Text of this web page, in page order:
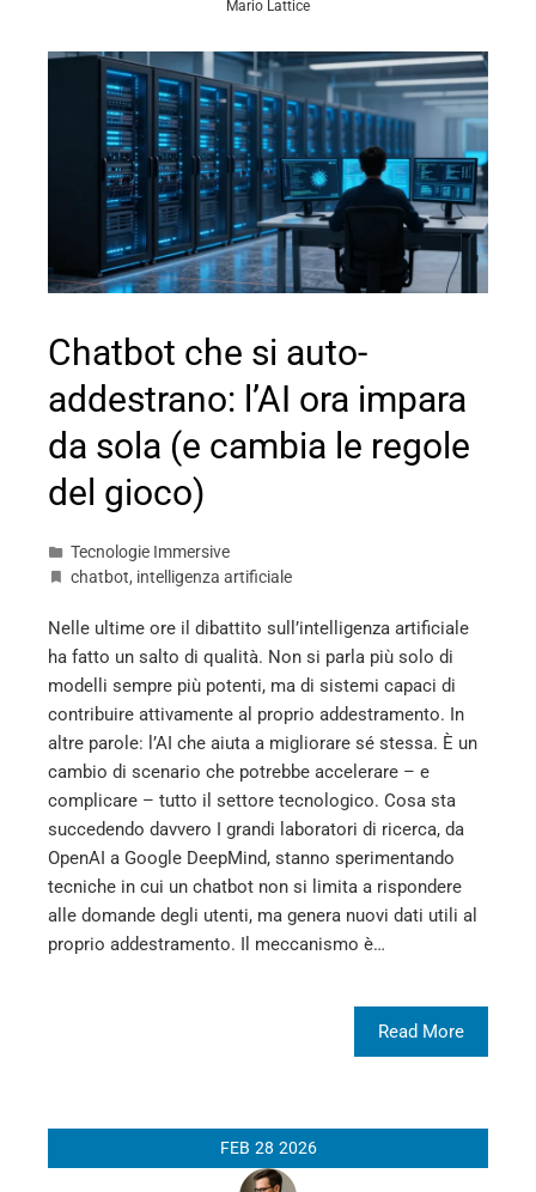
Mario Lattice
Chatbot che si auto-
addestrano: l’AI ora impara
da sola (e cambia le regole
del gioco)
Tecnologie Immersive
chatbot, intelligenza artificiale
Nelle ultime ore il dibattito sull’intelligenza artificiale
ha fatto un salto di qualità. Non si parla più solo di
modelli sempre più potenti, ma di sistemi capaci di
contribuire attivamente al proprio addestramento. In
altre parole: l’AI che aiuta a migliorare sé stessa. È un
cambio di scenario che potrebbe accelerare – e
complicare – tutto il settore tecnologico. Cosa sta
succedendo davvero I grandi laboratori di ricerca, da
OpenAI a Google DeepMind, stanno sperimentando
tecniche in cui un chatbot non si limita a rispondere
alle domande degli utenti, ma genera nuovi dati utili al
proprio addestramento. Il meccanismo è…
Read More
FEB 28 2026